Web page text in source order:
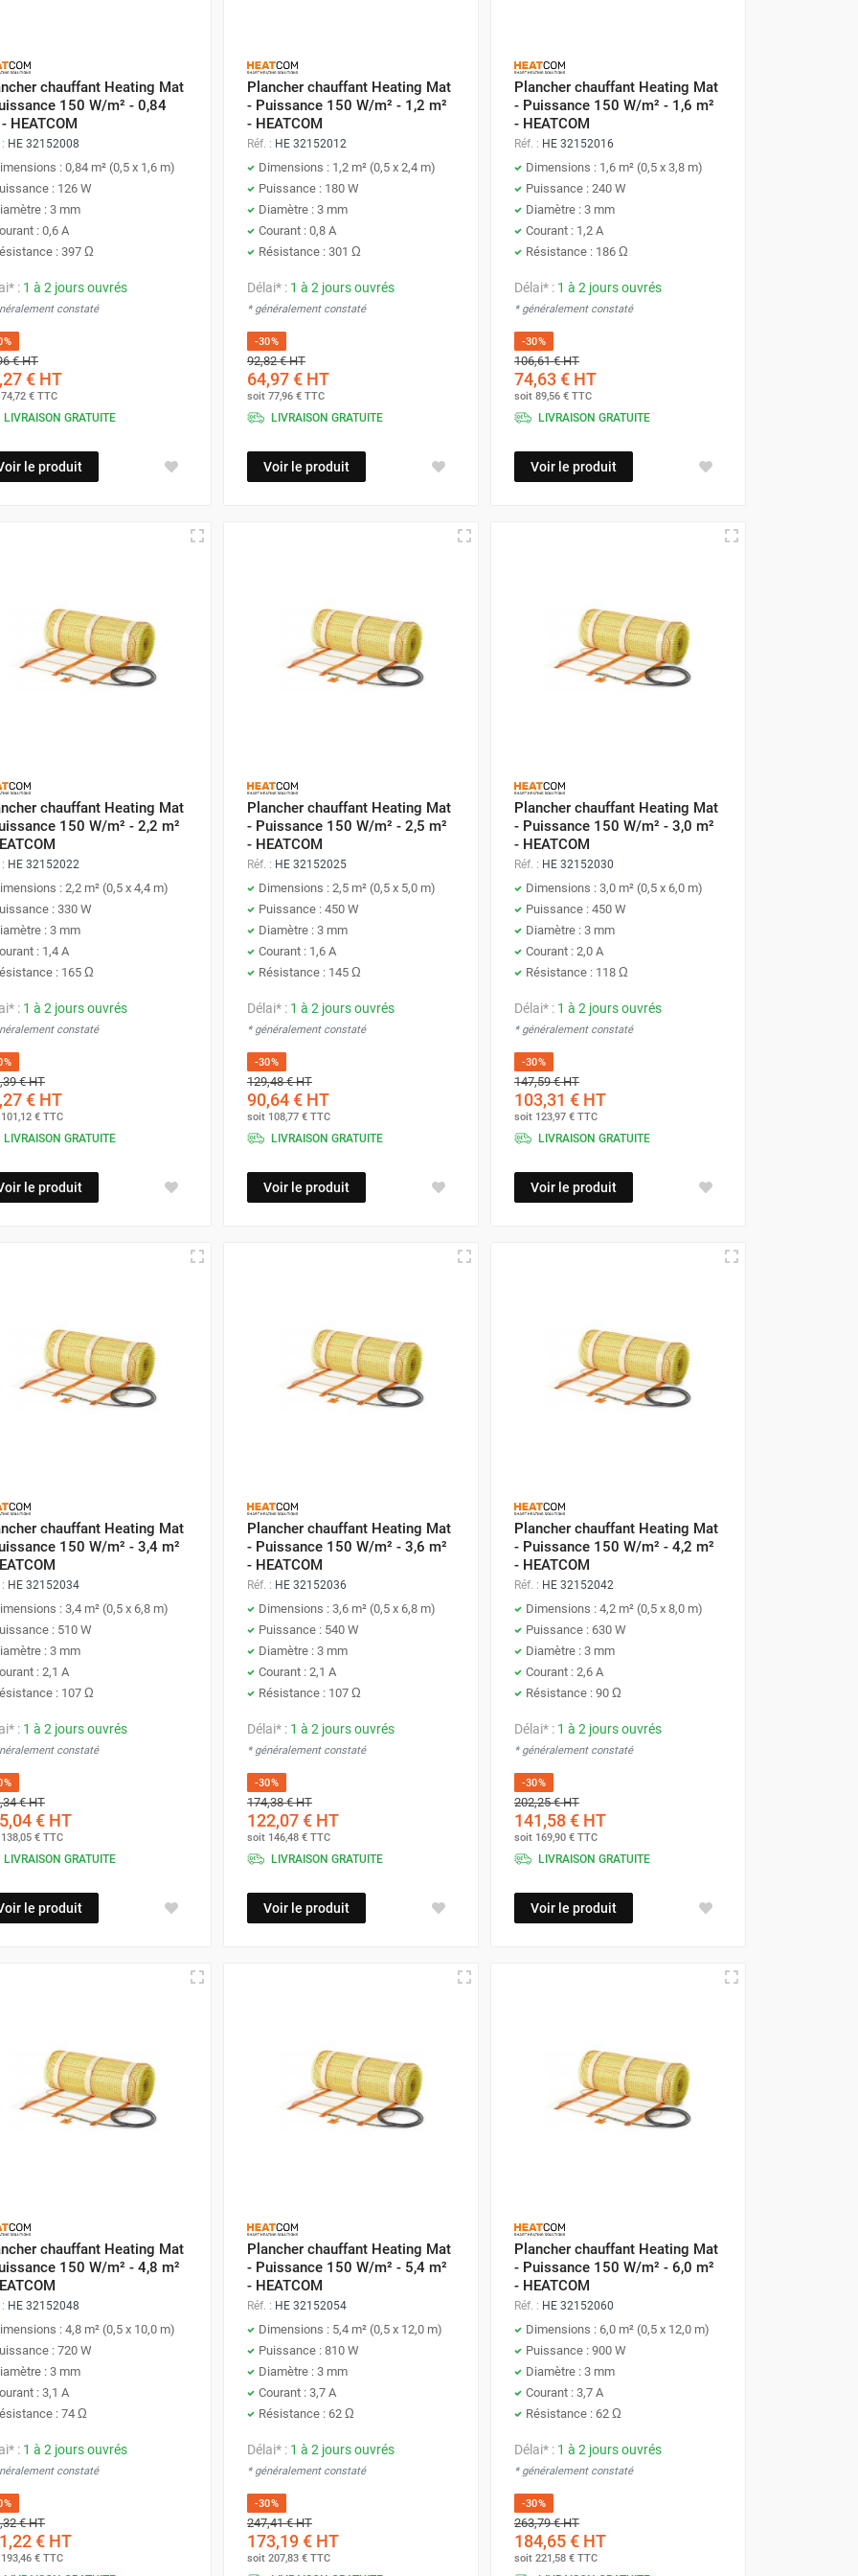
Avec des puissances allant de 100 à 190 W/m², adaptez la chaleur à l'isolation, au revêtement et à
pour un confort personnalisé et une efficacité énergétique.
de 25 ans pour un système de chauffage au sol durable et en harmonie avec les standards de chauffage
chauffant Heating Mat
150 W/m² - 0,84
HEATCOM
HE 32152008
: 0,84 m² (0,5 x 1,6 m)
: 126 W
: 3 mm
: 0,6 A
: 397 Ω
: 1 à 2 jours ouvrés
constaté
€HT
€ HT
74,72 € TTC
LIVRAISON GRATUITE
le produit
Plancher chauffant Heating Mat
- Puissance 150 W/m² - 1,2 m²
- HEATCOM
Réf. : HE 32152012
Dimensions : 1,2 m² (0,5 x 2,4 m)
Puissance : 180 W
Diamètre : 3 mm
Courant : 0,8 A
Résistance : 301 Ω
Délai* : 1 à 2 jours ouvrés
* généralement constaté
-30%
92,82 €HT
64,97 €HT
soit 77,96 €TTC
LIVRAISON GRATUITE
Voir le produit
Plancher chauffant Heating Mat
- Puissance 150 W/m² - 1,6 m²
- HEATCOM
Réf. : HE 32152016
Dimensions : 1,6 m² (0,5 x 3,8 m)
Puissance : 240 W
Diamètre : 3 mm
Courant : 1,2 A
Résistance : 186 Ω
Délai* : 1 à 2 jours ouvrés
* généralement constaté
-30%
106,61 €HT
74,63 €HT
soit 89,56 €TTC
LIVRAISON GRATUITE
Voir le produit
chauffant Heating Mat
150 W/m² - 2,2 m²
HE 32152022
: 2,2 m² (0,5 x 4,4 m)
: 330 W
: 3 mm
: 1,4 A
: 165 Ω
: 1 à 2 jours ouvrés
constaté
€HT
€ HT
101,12 € TTC
LIVRAISON GRATUITE
le produit
Plancher chauffant Heating Mat
- Puissance 150 W/m² - 2,5 m²
- HEATCOM
Réf. : HE 32152025
Dimensions : 2,5 m² (0,5 x 5,0 m)
Puissance : 450 W
Diamètre : 3 mm
Courant : 1,6 A
Résistance : 145 Ω
Délai* : 1 à 2 jours ouvrés
* généralement constaté
-30%
129,48 €HT
90,64 €HT
soit 108,77 €TTC
LIVRAISON GRATUITE
Voir le produit
Plancher chauffant Heating Mat
- Puissance 150 W/m² - 3,0 m²
- HEATCOM
Réf. : HE 32152030
Dimensions : 3,0 m² (0,5 x 6,0 m)
Puissance : 450 W
Diamètre : 3 mm
Courant : 2,0 A
Résistance : 118 Ω
Délai* : 1 à 2 jours ouvrés
* généralement constaté
-30%
147,59 €HT
103,31 €HT
soit 123,97 €TTC
LIVRAISON GRATUITE
Voir le produit
chauffant Heating Mat
150 W/m² - 3,4 m²
HE 32152034
: 3,4 m² (0,5 x 6,8 m)
: 510 W
: 3 mm
: 2,1 A
: 107 Ω
: 1 à 2 jours ouvrés
constaté
€HT
€ HT
138,05 € TTC
LIVRAISON GRATUITE
le produit
Plancher chauffant Heating Mat
- Puissance 150 W/m² - 3,6 m²
- HEATCOM
Réf. : HE 32152036
Dimensions : 3,6 m² (0,5 x 6,8 m)
Puissance : 540 W
Diamètre : 3 mm
Courant : 2,1 A
Résistance : 107 Ω
Délai* : 1 à 2 jours ouvrés
* généralement constaté
-30%
174,38 €HT
122,07 €HT
soit 146,48 €TTC
LIVRAISON GRATUITE
Voir le produit
Plancher chauffant Heating Mat
- Puissance 150 W/m² - 4,2 m²
- HEATCOM
Réf. : HE 32152042
Dimensions : 4,2 m² (0,5 x 8,0 m)
Puissance : 630 W
Diamètre : 3 mm
Courant : 2,6 A
Résistance : 90 Ω
Délai* : 1 à 2 jours ouvrés
* généralement constaté
-30%
202,25 €HT
141,58 €HT
soit 169,90 €TTC
LIVRAISON GRATUITE
Voir le produit
chauffant Heating Mat
150 W/m² - 4,8 m²
HE 32152048
: 4,8 m² (0,5 x 10,0 m)
: 720 W
: 3 mm
: 3,1 A
: 74 Ω
: 1 à 2 jours ouvrés
constaté
€HT
€ HT
193,46 € TTC
Plancher chauffant Heating Mat
- Puissance 150 W/m² - 5,4 m²
- HEATCOM
Réf. : HE 32152054
Dimensions : 5,4 m² (0,5 x 12,0 m)
Puissance : 810 W
Diamètre : 3 mm
Courant : 3,7 A
Résistance : 62 Ω
Délai* : 1 à 2 jours ouvrés
* généralement constaté
-30%
247,41 €HT
173,19 €HT
soit 207,83 €TTC
Plancher chauffant Heating Mat
- Puissance 150 W/m² - 6,0 m²
- HEATCOM
Réf. : HE 32152060
Dimensions : 6,0 m² (0,5 x 12,0 m)
Puissance : 900 W
Diamètre : 3 mm
Courant : 3,7 A
Résistance : 62 Ω
Délai* : 1 à 2 jours ouvrés
* généralement constaté
-30%
263,79 €HT
184,65 €HT
soit 221,58 €TTC